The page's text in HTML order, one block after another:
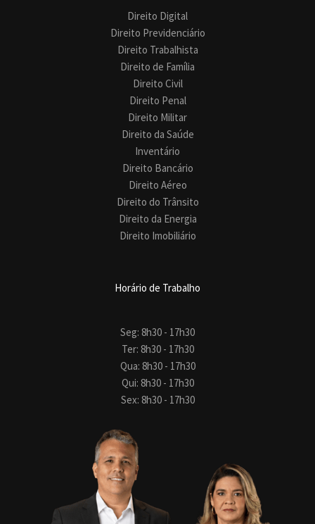
Direito Digital
Direito Previdenciário
Direito Trabalhista
Direito de Família
Direito Civil
Direito Penal
Direito Militar
Direito da Saúde
Inventário
Direito Bancário
Direito Aéreo
Direito do Trânsito
Direito da Energia
Direito Imobiliário
Horário de Trabalho
Seg: 8h30 - 17h30
Ter: 8h30 - 17h30
Qua: 8h30 - 17h30
Qui: 8h30 - 17h30
Sex: 8h30 - 17h30